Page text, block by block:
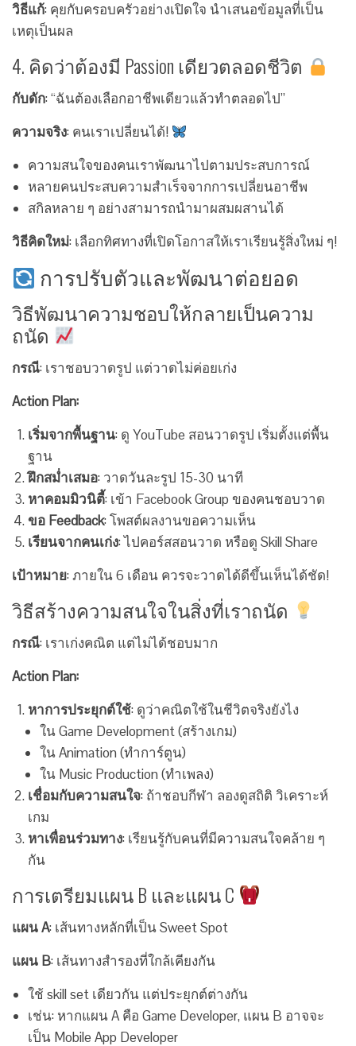
วิธีแก้: คุยกับครอบครัวอย่างเปิดใจ นำเสนอข้อมูลที่เป็น
เหตุเป็นผล
4. คิดว่าต้องมี Passion เดียวตลอดชีวิต
กับดัก: “ฉันต้องเลือกอาชีพเดียวแล้วทำตลอดไป”
ความจริง: คนเราเปลี่ยนได้!
ความสนใจของคนเราพัฒนาไปตามประสบการณ์
หลายคนประสบความสำเร็จจากการเปลี่ยนอาชีพ
สกิลหลาย ๆ อย่างสามารถนำมาผสมผสานได้
วิธีคิดใหม่: เลือกทิศทางที่เปิดโอกาสให้เราเรียนรู้สิ่งใหม่ ๆ!
การปรับตัวและพัฒนาต่อยอด
วิธีพัฒนาความชอบให้กลายเป็นความ
ถนัด
กรณี: เราชอบวาดรูป แต่วาดไม่ค่อยเก่ง
Action Plan:
เริ่มจากพื้นฐาน: ดู YouTube สอนวาดรูป เริ่มตั้งแต่พื้น
ฐาน
ฝึกสม่ำเสมอ: วาดวันละรูป 15-30 นาที
หาคอมมิวนิตี้: เข้า Facebook Group ของคนชอบวาด
ขอ Feedback: โพสต์ผลงานขอความเห็น
เรียนจากคนเก่ง: ไปคอร์สสอนวาด หรือดู Skill Share
เป้าหมาย: ภายใน 6 เดือน ควรจะวาดได้ดีขึ้นเห็นได้ชัด!
วิธีสร้างความสนใจในสิ่งที่เราถนัด
กรณี: เราเก่งคณิต แต่ไม่ได้ชอบมาก
Action Plan:
หาการประยุกต์ใช้: ดูว่าคณิตใช้ในชีวิตจริงยังไง
ใน Game Development (สร้างเกม)
ใน Animation (ทำการ์ตูน)
ใน Music Production (ทำเพลง)
เชื่อมกับความสนใจ: ถ้าชอบกีฬา ลองดูสถิติ วิเคราะห์
เกม
หาเพื่อนร่วมทาง: เรียนรู้กับคนที่มีความสนใจคล้าย ๆ
กัน
การเตรียมแผน B และแผน C
แผน A: เส้นทางหลักที่เป็น Sweet Spot
แผน B: เส้นทางสำรองที่ใกล้เคียงกัน
ใช้ skill set เดียวกัน แต่ประยุกต์ต่างกัน
เช่น: หากแผน A คือ Game Developer, แผน B อาจจะ
เป็น Mobile App Developer